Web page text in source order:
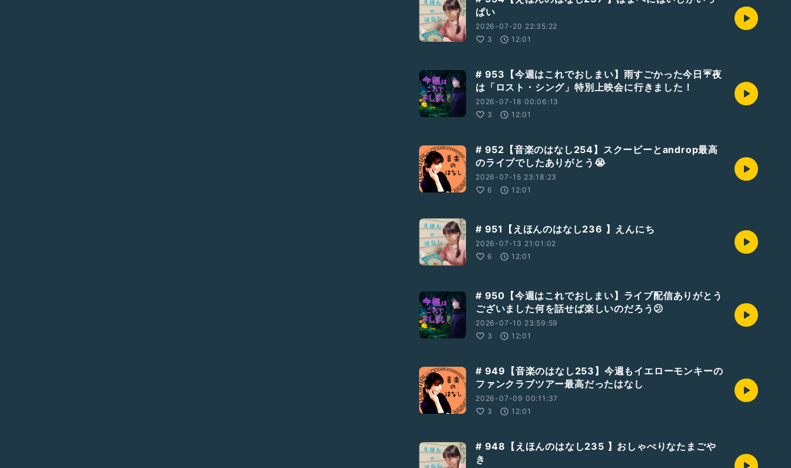
ぱい
2026-07-20 22:35:22
3
12:01
# 953【今週はこれでおしまい】雨すごかった今日☔夜
は「ロスト・シング」特別上映会に行きました！
2026-07-18 00:06:13
3
12:01
# 952【音楽のはなし254】スクービーとandrop最高
のライブでしたありがとう😭
2026-07-15 23:18:23
6
12:01
# 951【えほんのはなし236 】えんにち
2026-07-13 21:01:02
6
12:01
# 950【今週はこれでおしまい】ライブ配信ありがとう
ございました何を話せば楽しいのだろう😕
2026-07-10 23:59:59
3
12:01
# 949【音楽のはなし253】今週もイエローモンキーの
ファンクラブツアー最高だったはなし
2026-07-09 00:11:37
3
12:01
# 948【えほんのはなし235 】おしゃべりなたまごや
き